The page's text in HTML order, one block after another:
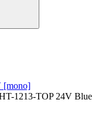
[mono]
1213-TOP 24V Blue